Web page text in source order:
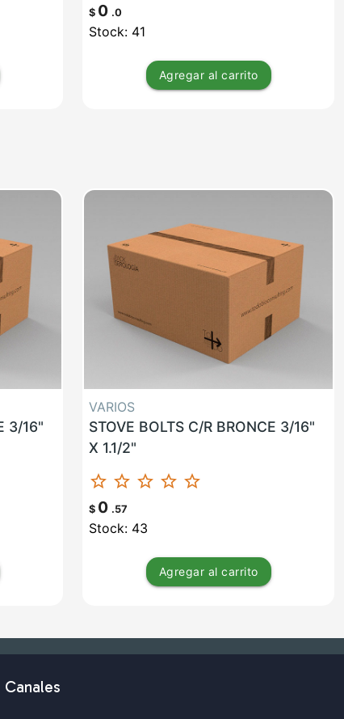
$ 0 .0
Stock: 41
Agregar al carrito
3/16"
VARIOS
STOVE BOLTS C/R BRONCE 3/16"
X 1.1/2"
star_border star_border star_border star_border star_border
$ 0 .57
Stock: 43
Agregar al carrito
Canales